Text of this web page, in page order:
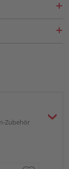
Zubehör